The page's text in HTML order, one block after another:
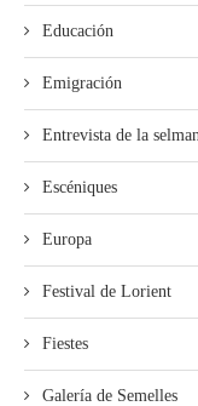
Educación
Emigración
Entrevista de la
Escéniques
Europa
Festival de Lorient
Fiestes
Galería de Semelles